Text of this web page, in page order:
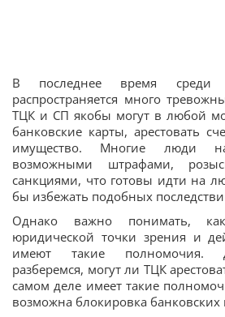
В последнее время среди
распространяется много
ТЦК и СП якобы могут в любой
банковские карты, арестовать
имущество. Многие люди
возможными штрафами,
санкциями, что готовы идти на
бы избежать подобных
Однако важно понимать,
юридической точки зрения и
имеют такие полномочия.
разберемся, могут ли ТЦК
самом деле имеет такие
возможна блокировка банковских